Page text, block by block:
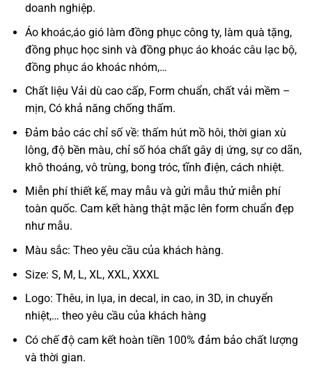
doanh nghiệp.
Áo khoác,áo gió làm đồng phục công ty, làm quà tặng,
đồng phục học sinh và đồng phục áo khoác câu lạc bộ,
đồng phục áo khoác nhóm,…
Chất liệu Vải dù cao cấp, Form chuẩn, chất vải mềm –
mịn, Có khả năng chống thấm.
Đảm bảo các chỉ số về: thấm hút mồ hôi, thời gian xù
lông, độ bền màu, chỉ số hóa chất gây dị ứng, sự co dãn,
khô thoáng, vô trùng, bong tróc, tĩnh điện, cách nhiệt.
Miễn phí thiết kế, may mẫu và gửi mẫu thử miễn phí
toàn quốc. Cam kết hàng thật mặc lên form chuẩn đẹp
như mẫu.
Màu sắc: Theo yêu cầu của khách hàng.
Size: S, M, L, XL, XXL, XXXL
Logo: Thêu, in lụa, in decal, in cao, in 3D, in chuyển
nhiệt,… theo yêu cầu của khách hàng
Có chế độ cam kết hoàn tiền 100% đảm bảo chất lượng
và thời gian.